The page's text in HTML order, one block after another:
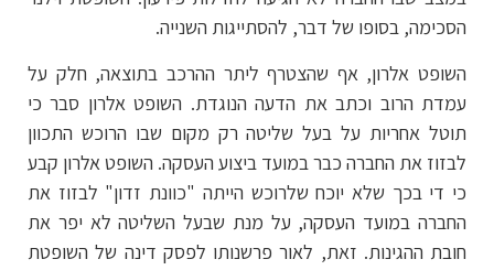
הסכימה, בסופו של דבר, להסתייגות השנייה.
השופט אלרון, אף שהצטרף ליתר ההרכב בתוצאה, חלק על
עמדת הרוב וכתב את הדעה הנוגדת. השופט אלרון סבר כי
תוטל אחריות על בעל שליטה רק מקום שבו הרוכש התכוון
לבזוז את החברה כבר במועד ביצוע העסקה. השופט אלרון קבע
כי די בכך שלא יוכח שלרוכש הייתה "כוונת זדון" לבזוז את
החברה במועד העסקה, על מנת שבעל השליטה לא יפר את
חובת ההגינות. זאת, לאור פרשנותו לפסק דינה של השופטת